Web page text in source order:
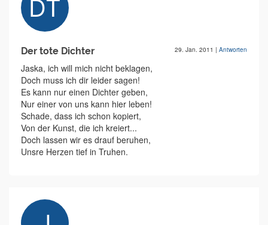
Der tote Dichter 29. Jan. 2011 | Antworten
Jaska, ich will mich nicht beklagen,
Doch muss ich dir leider sagen!
Es kann nur einen Dichter geben,
Nur einer von uns kann hier leben!
Schade, dass ich schon kopiert,
Von der Kunst, die ich kreiert...
Doch lassen wir es drauf beruhen,
Unsre Herzen tief in Truhen.